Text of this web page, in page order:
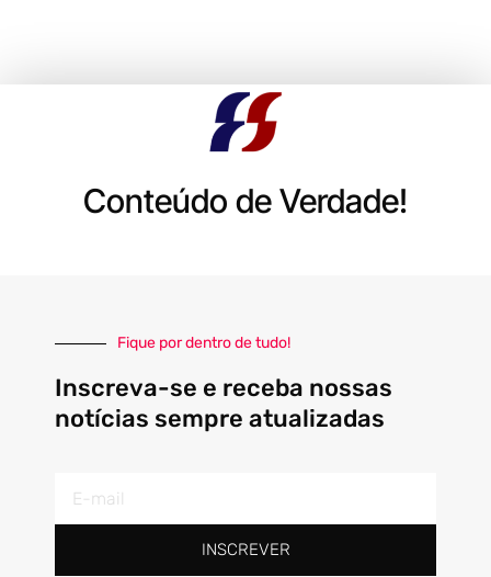
Conteúdo de Verdade!
Fique por dentro de tudo!
Inscreva-se e receba nossas
notícias sempre atualizadas
mail
INSCREVER